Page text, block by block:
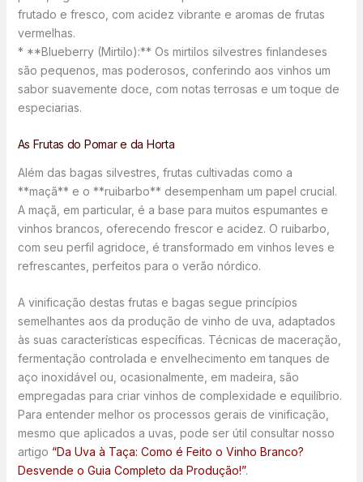
frutado e fresco, com acidez vibrante e aromas de frutas
vermelhas.
* **Blueberry (Mirtilo):** Os mirtilos silvestres finlandeses
são pequenos, mas poderosos, conferindo aos vinhos um
sabor suavemente doce, com notas terrosas e um toque de
especiarias.
As Frutas do Pomar e da Horta
Além das bagas silvestres, frutas cultivadas como a
**maçã** e o **ruibarbo** desempenham um papel crucial.
A maçã, em particular, é a base para muitos espumantes e
vinhos brancos, oferecendo frescor e acidez. O ruibarbo,
com seu perfil agridoce, é transformado em vinhos leves e
refrescantes, perfeitos para o verão nórdico.
A vinificação destas frutas e bagas segue princípios
semelhantes aos da produção de vinho de uva, adaptados
às suas características específicas. Técnicas de maceração,
fermentação controlada e envelhecimento em tanques de
aço inoxidável ou, ocasionalmente, em madeira, são
empregadas para criar vinhos de complexidade e equilíbrio.
Para entender melhor os processos gerais de vinificação,
mesmo que aplicados a uvas, pode ser útil consultar nosso
artigo “Da Uva à Taça: Como é Feito o Vinho Branco?
Desvende o Guia Completo da Produção!”.